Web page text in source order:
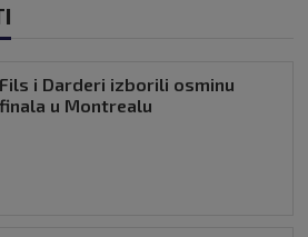
Fils i Darderi izborili osminu
finala u Montrealu